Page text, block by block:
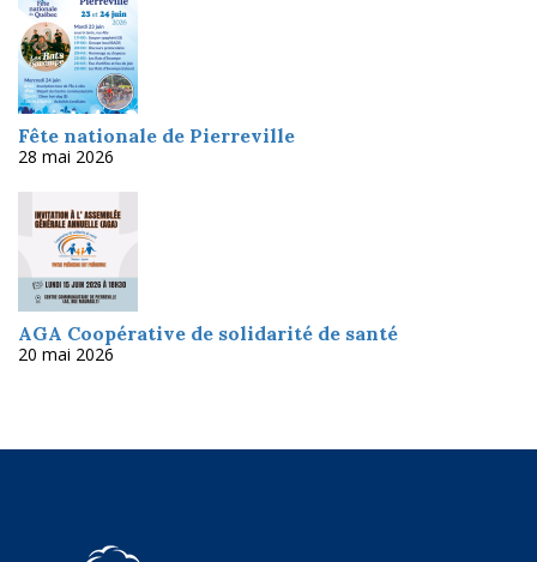
Fête nationale de Pierreville
28 mai 2026
AGA Coopérative de solidarité de santé
20 mai 2026